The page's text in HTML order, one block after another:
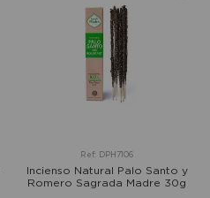
Ref: DPH7106
Incienso Natural Palo Santo y
Romero Sagrada Madre 30g